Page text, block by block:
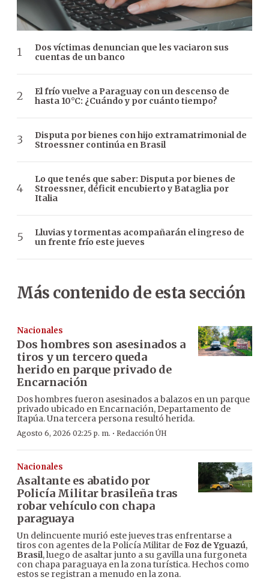
Dos víctimas denuncian que les vaciaron sus
cuentas de un banco
El frío vuelve a Paraguay con un descenso de
hasta 10°C: ¿Cuándo y por cuánto tiempo?
Disputa por bienes con hijo extramatrimonial de
Stroessner continúa en Brasil
Lo que tenés que saber: Disputa por bienes de
Stroessner, déficit encubierto y Bataglia por
Italia
Lluvias y tormentas acompañarán el ingreso de
un frente frío este jueves
Más contenido de esta sección
Nacionales
Dos hombres son asesinados a
tiros y un tercero queda
herido en parque privado de
Encarnación
Dos hombres fueron asesinados a balazos en un parque
privado ubicado en Encarnación, Departamento de
Itapúa. Una tercera persona resultó herida.
Agosto 6, 2026 02:25 p. m. · Redacción ÚH
Nacionales
Asaltante es abatido por
Policía Militar brasileña tras
robar vehículo con chapa
paraguaya
Un delincuente murió este jueves tras enfrentarse a
tiros con agentes de la Policía Militar deFoz de Yguazú,
Brasil, luego de asaltar junto a su gavilla una furgoneta
con chapa paraguaya en la zona turística. Hechos como
estos se registran a menudo en la zona.